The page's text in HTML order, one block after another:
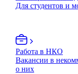
Для студентов и
Работа в НКО
Вакансии в
о них